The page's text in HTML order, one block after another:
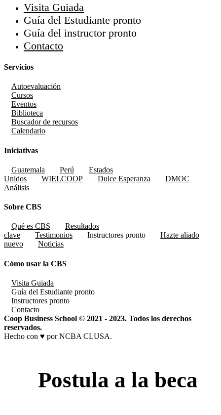
Visita Guiada
Guía del Estudiante pronto
Guía del instructor pronto
Contacto
Servicios
Autoevaluación
Cursos
Eventos
Biblioteca
Buscador de recursos
Calendario
Iniciativas
Guatemala Perú
Estados
Unidos
WIELCOOP Dulce Esperanza
DMOC
Análisis
Sobre CBS
Qué es CBS
Resultados
clave
Testimonios Instructores pronto
Hazte aliado
nuevo
Noticias
Cómo usar la CBS
Visita Guiada
Guía del Estudiante pronto
Instructores pronto
Contacto
Coop Business School © 2021 - 2023. Todos los derechos
reservados.
Hecho con ♥ por NCBA CLUSA.
Postula a la beca